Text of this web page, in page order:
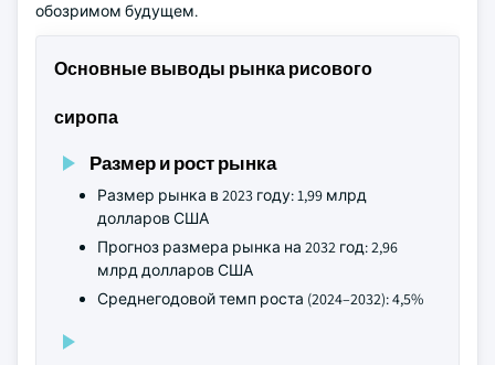
обозримом будущем.
Основные выводы рынка рисового
сиропа
Размер и рост рынка
Размер рынка в 2023 году: 1,99 млрд
долларов США
Прогноз размера рынка на 2032 год: 2,96
млрд долларов США
Среднегодовой темп роста (2024–2032): 4,5%